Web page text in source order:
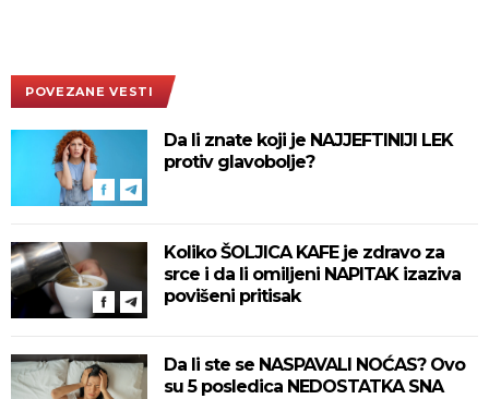
POVEZANE VESTI
Da li znate koji je NAJJEFTINIJI LEK
protiv glavobolje?
Koliko ŠOLJICA KAFE je zdravo za
srce i da li omiljeni NAPITAK izaziva
povišeni pritisak
Da li ste se NASPAVALI NOĆAS? Ovo
su 5 posledica NEDOSTATKA SNA